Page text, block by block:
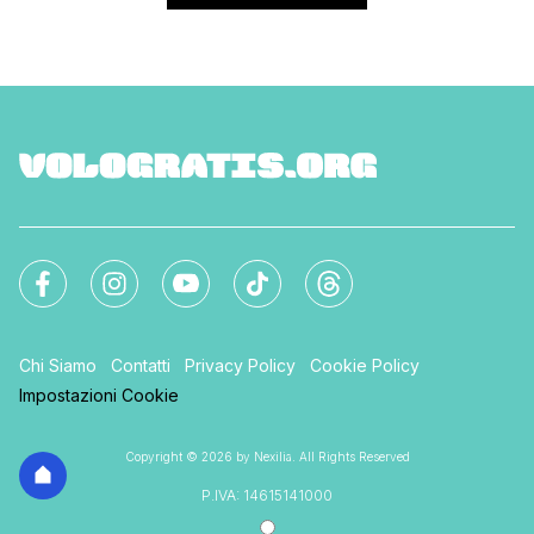
Chi Siamo Contatti Privacy Policy
Cookie Policy
Impostazioni Cookie
Copyright © 2026 by Nexilia. All Rights Reserved
P.IVA: 14615141000